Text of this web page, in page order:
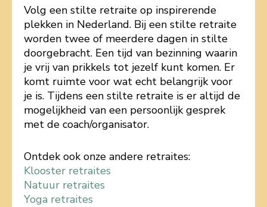
Volg een stilte retraite op inspirerende
plekken in Nederland. Bij een stilte retraite
worden twee of meerdere dagen in stilte
doorgebracht. Een tijd van bezinning waarin
je vrij van prikkels tot jezelf kunt komen. Er
komt ruimte voor wat echt belangrijk voor
je is. Tijdens een stilte retraite is er altijd de
mogelijkheid van een persoonlijk gesprek
met de coach/organisator.
Ontdek ook onze andere retraites:
Klooster retraites
Natuur retraites
Yoga retraites